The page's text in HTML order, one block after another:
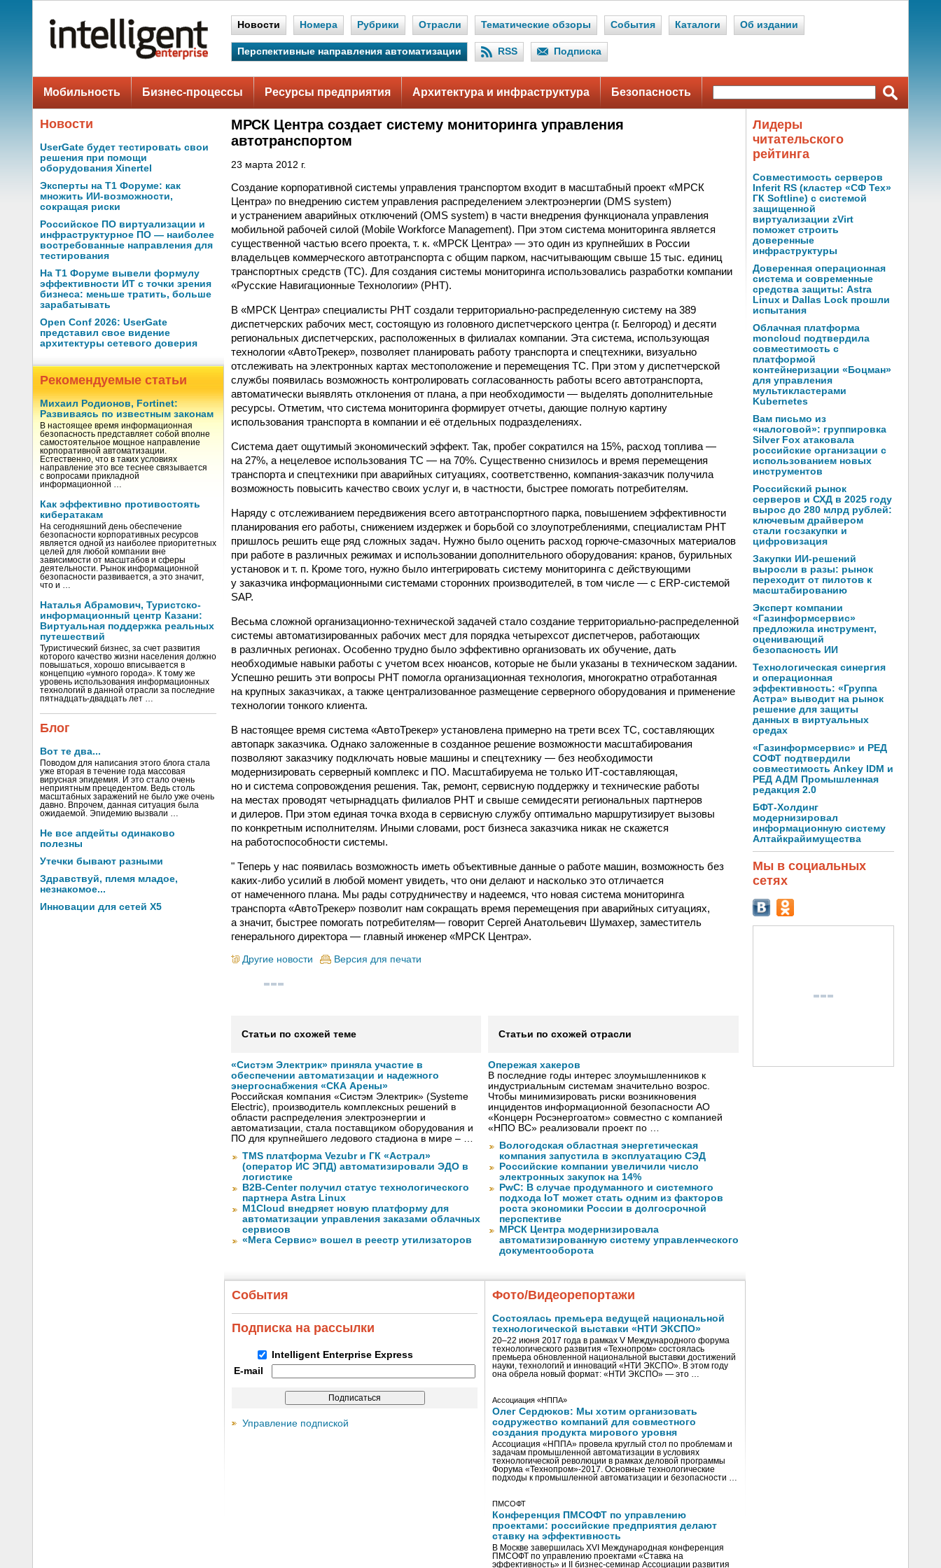
Новости Номера Рубрики Отрасли Тематические обзоры События Каталоги Об издании
Перспективные направления автоматизации RSS Подписка
Мобильность Бизнес-процессы Ресурсы предприятия Архитектура и инфраструктура Безопасность
Новости
UserGate будет тестировать свои
решения при помощи
оборудования Xinertel
Эксперты на Т1 Форуме: как
множить ИИ-возможности,
сокращая риски
Российское ПО виртуализации и
инфраструктурное ПО — наиболее
востребованные направления для
тестирования
На Т1 Форуме вывели формулу
эффективности ИТ с точки зрения
бизнеса: меньше тратить, больше
зарабатывать
Open Conf 2026: UserGate
представил свое видение
архитектуры сетевого доверия
Рекомендуемые статьи
Михаил Родионов, Fortinet:
Развиваясь по известным законам
В настоящее время информационная
безопасность представляет собой вполне
самостоятельное мощное направление
корпоративной автоматизации.
Естественно, что в таких условиях
направление это все теснее связывается
с вопросами прикладной
информационной …
Как эффективно противостоять
кибератакам
На сегодняшний день обеспечение
безопасности корпоративных ресурсов
является одной из наиболее приоритетных
целей для любой компании вне
зависимости от масштабов и сферы
деятельности. Рынок информационной
безопасности развивается, а это значит,
что и …
Наталья Абрамович, Туристско-
информационный центр Казани:
Виртуальная поддержка реальных
путешествий
Туристический бизнес, за счет развития
которого качество жизни населения должно
повышаться, хорошо вписывается в
концепцию «умного города». К тому же
уровень использования информационных
технологий в данной отрасли за последние
пятнадцать-двадцать лет …
Блог
Вот те два...
Поводом для написания этого блога стала
уже вторая в течение года массовая
вирусная эпидемия. И это стало очень
неприятным прецедентом. Ведь столь
масштабных заражений не было уже очень
давно. Впрочем, данная ситуация была
ожидаемой. Эпидемию вызвали …
Не все апдейты одинаково
полезны
Утечки бывают разными
Здравствуй, племя младое,
незнакомое...
Инновации для сетей X5
МРСК Центра создает систему мониторинга управления
автотранспортом
23 марта 2012 г.
Создание корпоративной системы управления транспортом входит в масштабный проект «МРСК
Центра» по внедрению систем управления распределением электроэнергии (DMS system)
и устранением аварийных отключений (OMS system) в части внедрения функционала управления
мобильной рабочей силой (Mobile Workforce Management). При этом система мониторинга является
существенной частью всего проекта, т. к. «МРСК Центра» — это один из крупнейших в России
владельцев коммерческого автотранспорта с общим парком, насчитывающим свыше 15 тыс. единиц
транспортных средств (ТС). Для создания системы мониторинга использовались разработки компании
«Русские Навигационные Технологии» (РНТ).
В «МРСК Центра» специалисты РНТ создали территориально-распределенную систему на 389
диспетчерских рабочих мест, состоящую из головного диспетчерского центра (г. Белгород) и десяти
региональных диспетчерских, расположенных в филиалах компании. Эта система, использующая
технологии «АвтоТрекер», позволяет планировать работу транспорта и спецтехники, визуально
отслеживать на электронных картах местоположение и перемещения ТС. При этом у диспетчерской
службы появилась возможность контролировать согласованность работы всего автотранспорта,
автоматически выявлять отклонения от плана, а при необходимости — выделять дополнительные
ресурсы. Отметим, что система мониторинга формирует отчеты, дающие полную картину
использования транспорта в компании и её отдельных подразделениях.
Система дает ощутимый экономический эффект. Так, пробег сократился на 15%, расход топлива —
на 27%, а нецелевое использования ТС — на 70%. Существенно снизилось и время перемещения
транспорта и спецтехники при аварийных ситуациях, соответственно, компания-заказчик получила
возможность повысить качество своих услуг и, в частности, быстрее помогать потребителям.
Наряду с отслеживанием передвижения всего автотранспортного парка, повышением эффективности
планирования его работы, снижением издержек и борьбой со злоупотреблениями, специалистам РНТ
пришлось решить еще ряд сложных задач. Нужно было оценить расход горюче-смазочных материалов
при работе в различных режимах и использовании дополнительного оборудования: кранов, бурильных
установок и т. п. Кроме того, нужно было интегрировать систему мониторинга с действующими
у заказчика информационными системами сторонних производителей, в том числе — c ERP-системой
SAP.
Весьма сложной организационно-технической задачей стало создание территориально-распределенной
системы автоматизированных рабочих мест для порядка четырехсот диспетчеров, работающих
в различных регионах. Особенно трудно было эффективно организовать их обучение, дать
необходимые навыки работы с учетом всех нюансов, которые не были указаны в техническом задании.
Успешно решить эти вопросы РНТ помогла организационная технология, многократно отработанная
на крупных заказчиках, а также централизованное размещение серверного оборудования и применение
технологии тонкого клиента.
В настоящее время система «АвтоТрекер» установлена примерно на трети всех ТС, составляющих
автопарк заказчика. Однако заложенные в созданное решение возможности масштабирования
позволяют заказчику подключать новые машины и спецтехнику — без необходимости
модернизировать серверный комплекс и ПО. Масштабируема не только ИТ-составляющая,
но и система сопровождения решения. Так, ремонт, сервисную поддержку и технические работы
на местах проводят четырнадцать филиалов РНТ и свыше семидесяти региональных партнеров
и дилеров. При этом единая точка входа в сервисную службу оптимально маршрутизирует вызовы
по конкретным исполнителям. Иными словами, рост бизнеса заказчика никак не скажется
на работоспособности системы.
" Теперь у нас появилась возможность иметь объективные данные о работе машин, возможность без
каких-либо усилий в любой момент увидеть, что они делают и насколько это отличается
от намеченного плана. Мы рады сотрудничеству и надеемся, что новая система мониторинга
транспорта «АвтоТрекер» позволит нам сокращать время перемещения при аварийных ситуациях,
а значит, быстрее помогать потребителям— говорит Сергей Анатольевич Шумахер, заместитель
генерального директора — главный инженер «МРСК Центра».
Другие новости Версия для печати
Статьи по схожей теме
«Систэм Электрик» приняла участие в
обеспечении автоматизации и надежного
энергоснабжения «СКА Арены»
Российская компания «Систэм Электрик» (Systeme
Electric), производитель комплексных решений в
области распределения электроэнергии и
автоматизации, стала поставщиком оборудования и
ПО для крупнейшего ледового стадиона в мире – …
TMS платформа Vezubr и ГК «Астрал»
(оператор ИС ЭПД) автоматизировали ЭДО в
логистике
B2B-Center получил статус технологического
партнера Astra Linux
M1Cloud внедряет новую платформу для
автоматизации управления заказами облачных
сервисов
«Мега Сервис» вошел в реестр утилизаторов
Статьи по схожей отрасли
Опережая хакеров
В последние годы интерес злоумышленников к
индустриальным системам значительно возрос.
Чтобы минимизировать риски возникновения
инцидентов информационной безопасности АО
«Концерн Росэнергоатом» совместно с компанией
«НПО ВС» реализовали проект по …
Вологодская областная энергетическая
компания запустила в эксплуатацию СЭД
Российские компании увеличили число
электронных закупок на 14%
PwC: В случае продуманного и системного
подхода IoT может стать одним из факторов
роста экономики России в долгосрочной
перспективе
МРСК Центра модернизировала
автоматизированную систему управленческого
документооборота
События
Подписка на рассылки
Intelligent Enterprise Express
E-mail
Управление подпиской
Фото/Видеорепортажи
Состоялась премьера ведущей национальной
технологической выставки «НТИ ЭКСПО»
20–22 июня 2017 года в рамках V Международного форума
технологического развития «Технопром» состоялась
премьера обновленной национальной выставки достижений
науки, технологий и инноваций «НТИ ЭКСПО». В этом году
она обрела новый формат: «НТИ ЭКСПО» — это …
Ассоциация «НППА»
Олег Сердюков: Мы хотим организовать
содружество компаний для совместного
создания продукта мирового уровня
Ассоциация «НППА» провела круглый стол по проблемам и
задачам промышленной автоматизации в условиях
технологической революции в рамках деловой программы
Форума «Технопром»-2017. Основные технологические
подходы к промышленной автоматизации и безопасности …
ПМСОФТ
Конференция ПМСОФТ по управлению
проектами: российские предприятия делают
ставку на эффективность
В Москве завершилась XVI Международная конференция
ПМСОФТ по управлению проектами «Ставка на
эффективность» и II бизнес-семинар Ассоциации развития
Лидеры
читательского
рейтинга
Совместимость серверов
Inferit RS (кластер «СФ Тех»
ГК Softline) с системой
защищенной
виртуализации zVirt
поможет строить
доверенные
инфраструктуры
Доверенная операционная
система и современные
средства защиты: Astra
Linux и Dallas Lock прошли
испытания
Облачная платформа
moncloud подтвердила
совместимость с
платформой
контейнеризации «Боцман»
для управления
мультикластерами
Kubernetes
Вам письмо из
«налоговой»: группировка
Silver Fox атаковала
российские организации с
использованием новых
инструментов
Российский рынок
серверов и СХД в 2025 году
вырос до 280 млрд рублей:
ключевым драйвером
стали госзакупки и
цифровизация
Закупки ИИ-решений
выросли в разы: рынок
переходит от пилотов к
масштабированию
Эксперт компании
«Газинформсервис»
предложила инструмент,
оценивающий
безопасность ИИ
Технологическая синергия
и операционная
эффективность: «Группа
Астра» выводит на рынок
решение для защиты
данных в виртуальных
средах
«Газинформсервис» и РЕД
СОФТ подтвердили
совместимость Ankey IDM и
РЕД АДМ Промышленная
редакция 2.0
БФТ-Холдинг
модернизировал
информационную систему
Алтайкрайимущества
Мы в социальных
сетях